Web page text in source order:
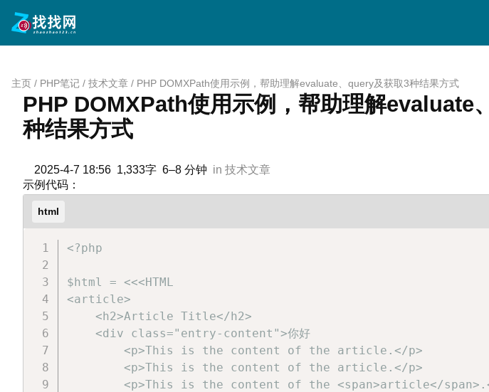
内
主页 / PHP笔记 / 技术文章 / PHP DOMXPath使用示例，帮助理解evaluate、query及获取3种结果方式
PHP DOMXPath使用示例，帮助理解evaluate
种结果方式
2025-4-7 18:56 1,333字 6–8 分钟 in 技术文章
示例代码：
html
<?php
$html = <<<HTML
<article>
    <h2>Article Title</h2>
    <div class="entry-content">你好
        <p>This is the content of the article.</p>
        <p>This is the content of the article.</p>
<p>This is the content of the <span>article</